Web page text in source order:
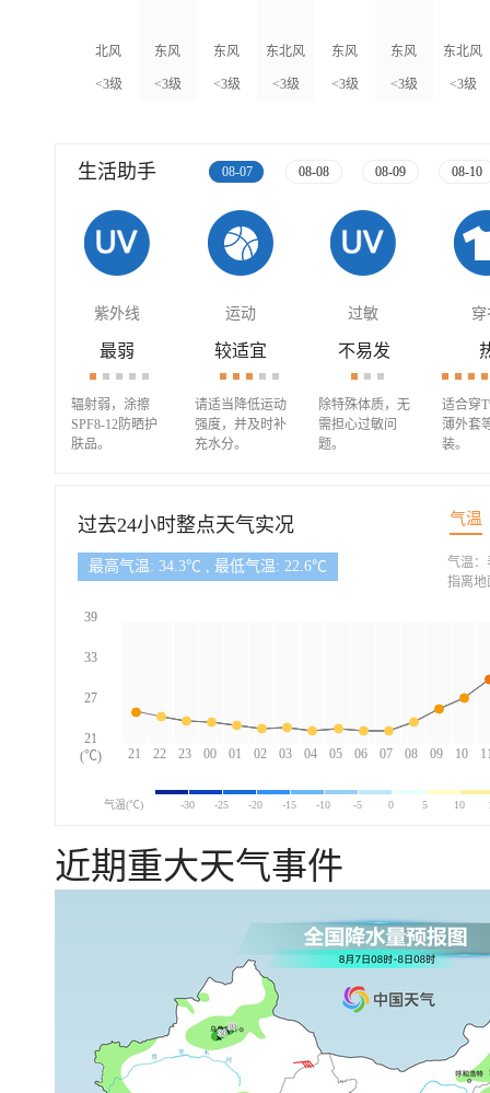
北风
<3级
东风
<3级
东风
<3级
东北风
<3级
东风
<3级
东风
<3级
东北风
<3级
生活助手 08-07 08-08 08-09 08-10
紫外线 运动 过敏 穿
最弱
辐射弱，涂擦
SPF8-12防晒护
肤品。
较适宜
请适当降低运动
强度，并及时补
充水分。
不易发
除特殊体质，无
需担心过敏问
题。
适合穿
薄外套
装。
过去24小时整点天气实况 气温
最高气温: 34.3℃ , 最低气温: 22.6℃
21 22 23 00 01 02 03 04 05 06 07 08 09 10
39
33
27
21
(℃)
气温：
指离地
气温(℃) -30 -25 -20 -15 -10 -5 0 5 10
近期重大天气事件